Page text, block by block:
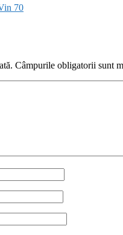
70
Câmpurile obligatorii sunt